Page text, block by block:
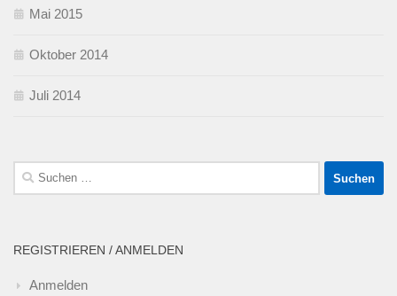
Mai 2015
Oktober 2014
Juli 2014
Suchen
nach:
REGISTRIEREN / ANMELDEN
Anmelden